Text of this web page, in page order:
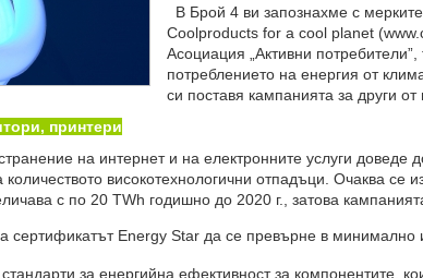
В Брой 4 ви запознахме с
Coolproducts for a cool planet
Асоциация „Активни
потреблението на енергия от
си поставя кампанията за други от
принтери
на интернет и на електронните услуги доведе
високотехнологични отпадъци. Очаква се
с по 20 TWh годишно до 2020 г., затова
сертификатът Energy Star да се превърне в минимално
за енергийна ефективност за компонентите,